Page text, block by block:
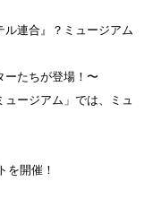
ル連合』？ミュージアム
ーたちが登場！〜
ージアム」では、ミュ
を開催！